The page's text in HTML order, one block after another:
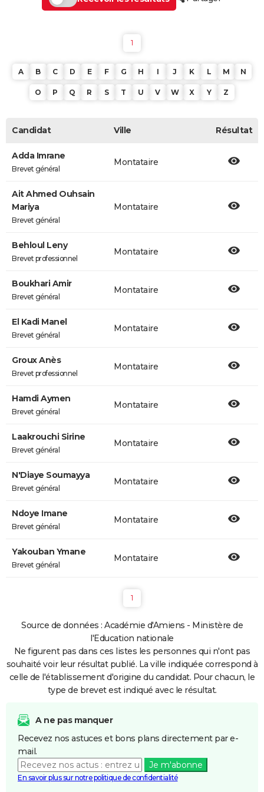
1
A B C D E F G H I J K L M N
O P Q R S T U V W X Y Z
Candidat Ville Résultat
Adda Imrane
Brevet général
Montataire
Ait Ahmed Ouhsain
Mariya
Brevet général
Montataire
Behloul Leny
Brevet professionnel
Montataire
Boukhari Amir
Brevet général
Montataire
El Kadi Manel
Brevet général
Montataire
Groux Anès
Brevet professionnel
Montataire
Hamdi Aymen
Brevet général
Montataire
Laakrouchi Sirine
Brevet général
Montataire
N'Diaye Soumayya
Brevet général
Montataire
Ndoye Imane
Brevet général
Montataire
Yakouban Ymane
Brevet général
Montataire
1
Source de données : Académie d'Amiens - Ministère de
l'Education nationale
Ne figurent pas dans ces listes les personnes qui n'ont pas
souhaité voir leur résultat publié. La ville indiquée correspond à
celle de l'établissement d'origine du candidat. Pour chacun, le
type de brevet est indiqué avec le résultat.
A ne pas manquer
Recevez nos astuces et bons plans directement par e-
mail.
Je m'abonne
En savoir plus sur notre politique de confidentialité